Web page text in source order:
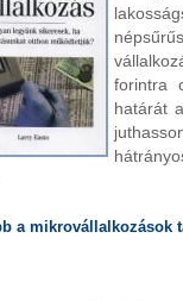
forintra
határát
a mikrovállalkozások